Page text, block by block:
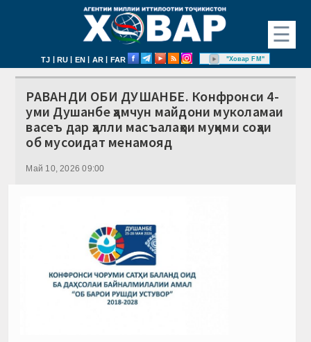
☰
TJ | RU | EN | AR | FAR "Ховар FM"
РАВАНДИ ОБИ ДУШАНБЕ. Конфронси 4-
уми Душанбе ҳамчун майдони муколамаи
васеъ дар ҳалли масъалаҳои муҳими соҳаи
об мусоидат менамояд
Май 10, 2026 09:00